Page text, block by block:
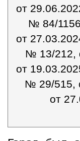
от
№ 84/
от
№ 13/212,
от
№ 29/515,
от